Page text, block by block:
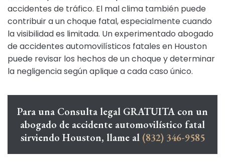
accidentes de tráfico. El mal clima también puede
contribuir a un choque fatal, especialmente cuando
la visibilidad es limitada. Un experimentado abogado
de accidentes automovilísticos fatales en Houston
puede revisar los hechos de un choque y determinar
la negligencia según aplique a cada caso único.
Para una Consulta legal GRATUITA con un
abogado de accidente automovilístico fatal
sirviendo Houston, llame al (832) 346-9585